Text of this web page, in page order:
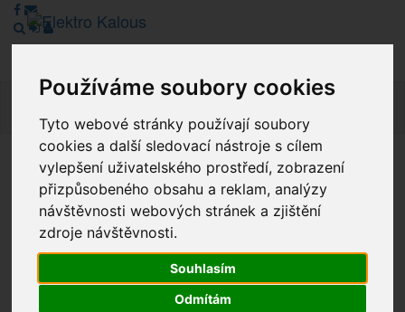
Používáme soubory cookies
Tyto webové stránky používají soubory
cookies a další sledovací nástroje s cílem
vylepšení uživatelského prostředí, zobrazení
přizpůsobeného obsahu a reklam, analýzy
návštěvnosti webových stránek a zjištění
zdroje návštěvnosti.
Souhlasím
Odmítám
Vážení zákazníci, v tuto chvíli je Náš internetový obchod v
režimu Katalogu. Objednávky on-line nyní nelze vyřídit.
Děkujeme za pochopení.
Výprodej